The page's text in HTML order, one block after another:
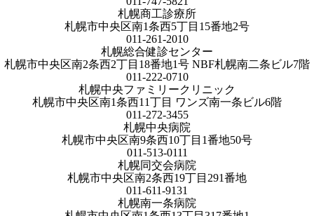
札幌商工診療所
札幌市中央区南1条西5丁目15番地2号
011-261-2010
札幌総合健診センター
札幌市中央区南2条西2丁目18番地1号 NBF札幌南二条ビル7階
011-222-0710
札幌中央ファミリークリニック
札幌市中央区南1条西11丁目 ワンズ南一条ビル6階
011-272-3455
札幌中央病院
札幌市中央区南9条西10丁目1番地50号
011-513-0111
札幌同交会病院
札幌市中央区南2条西19丁目291番地
011-611-9131
札幌南一条病院